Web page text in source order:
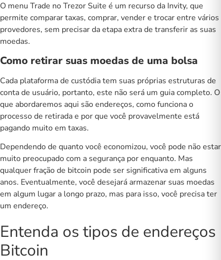
O menu Trade no Trezor Suite é um recurso da Invity, que
permite comparar taxas, comprar, vender e trocar entre vários
provedores, sem precisar da etapa extra de transferir as suas
moedas.
Como retirar suas moedas de uma bolsa
Cada plataforma de custódia tem suas próprias estruturas de
conta de usuário, portanto, este não será um guia completo. O
que abordaremos aqui são endereços, como funciona o
processo de retirada e por que você provavelmente está
pagando muito em taxas.
Dependendo de quanto você economizou, você pode não estar
muito preocupado com a segurança por enquanto. Mas
qualquer fração de bitcoin pode ser significativa em alguns
anos. Eventualmente, você desejará armazenar suas moedas
em algum lugar a longo prazo, mas para isso, você precisa ter
um endereço.
Entenda os tipos de endereços
Bitcoin